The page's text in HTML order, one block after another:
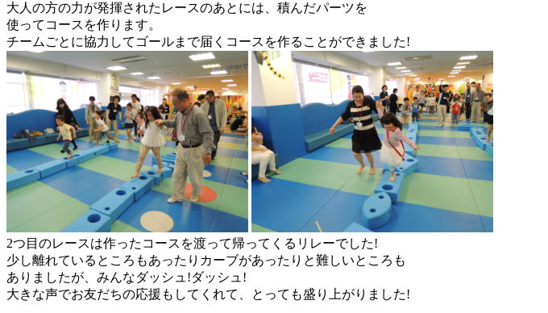
大人の方の力が発揮されたレースのあとには、積んだパーツを
使ってコースを作ります。
チームごとに協力してゴールまで届くコースを作ることができました!
2つ目のレースは作ったコースを渡って帰ってくるリレーでした!
少し離れているところもあったりカーブがあったりと難しいところも
ありましたが、みんなダッシュ!ダッシュ!
大きな声でお友だちの応援もしてくれて、とっても盛り上がりました!